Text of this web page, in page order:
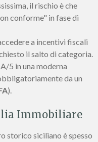
il rischio è che
conforme" in fase di
a incentivi fiscali
il salto di categoria.
5 in una moderna
da un
).
Immobiliare
storico siciliano è spesso